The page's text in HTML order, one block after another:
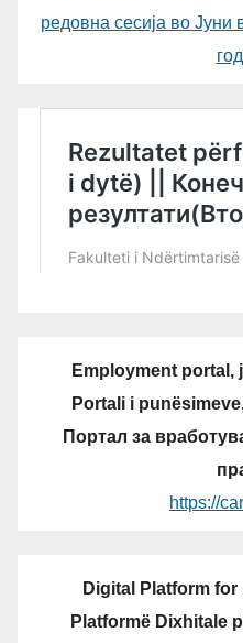
редовна сесија во Јуни
Employment
Portali i
Портал за
https://
Digital Platform
Platformë Dixhitale